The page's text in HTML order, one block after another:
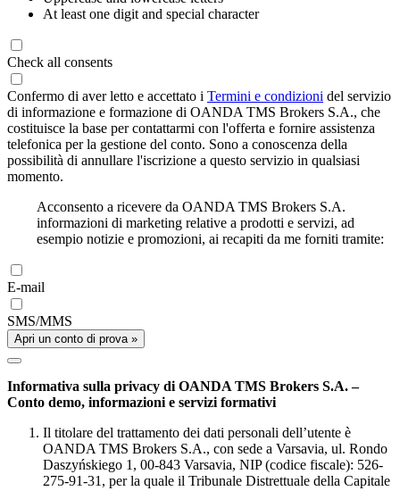
At least one digit and special character
Check all consents
Confermo di aver letto e accettato i Termini e condizioni del servizio
di informazione e formazione di OANDA TMS Brokers S.A., che
costituisce la base per contattarmi con l'offerta e fornire assistenza
telefonica per la gestione del conto. Sono a conoscenza della
possibilità di annullare l'iscrizione a questo servizio in qualsiasi
momento.
Acconsento a ricevere da OANDA TMS Brokers S.A.
informazioni di marketing relative a prodotti e servizi, ad
esempio notizie e promozioni, ai recapiti da me forniti tramite:
E-mail
SMS/MMS
Apri un conto di prova »
Informativa sulla privacy di OANDA TMS Brokers S.A. –
Conto demo, informazioni e servizi formativi
Il titolare del trattamento dei dati personali dell’utente è
OANDA TMS Brokers S.A., con sede a Varsavia, ul. Rondo
Daszyńskiego 1, 00-843 Varsavia, NIP (codice fiscale): 526-
275-91-31, per la quale il Tribunale Distrettuale della Capitale